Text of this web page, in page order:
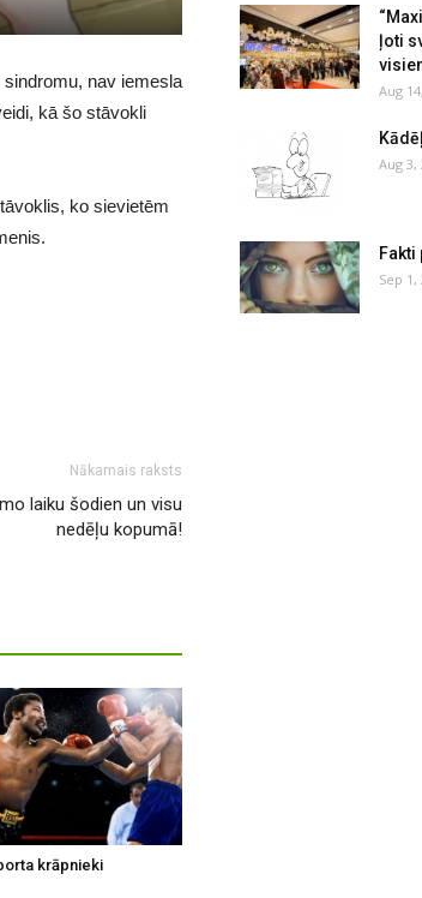
nav iemesla
kā šo stāvokli
ko sievietēm
Nākamais raksts
laiku šodien un visu
nedēļu kopumā!
krāpnieki
ļoti
Aug
Aug 3,
Fakti
Sep 1,